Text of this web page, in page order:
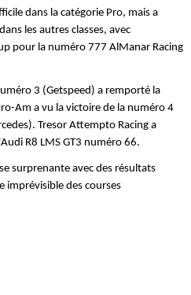
dans la catégorie Pro, mais a
les autres classes, avec
pour la numéro 777 AlManar Racing
3 (Getspeed) a remporté la
Am a vu la victoire de la numéro 4
Tresor Attempto Racing a
R8 LMS GT3 numéro 66.
surprenante avec des résultats
des courses